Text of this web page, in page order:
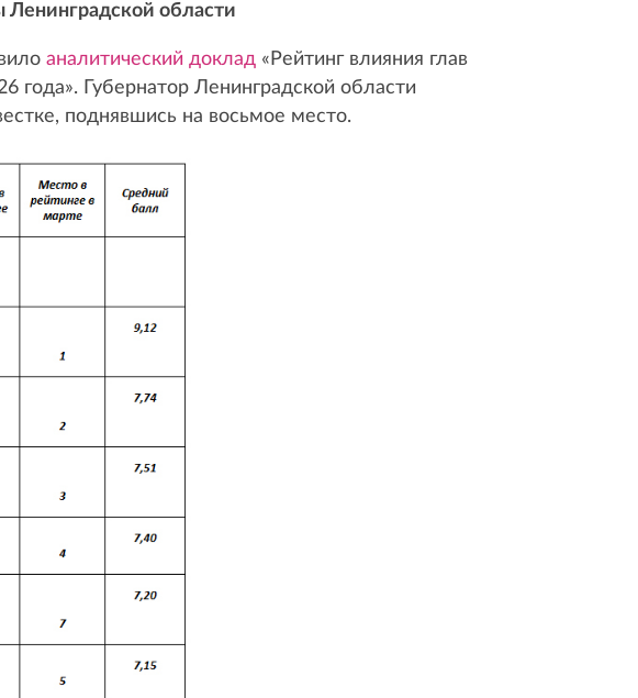
Ленинградской области
аналитический доклад «Рейтинг влияния глав
года». Губернатор Ленинградской области
поднявшись на восьмое место.